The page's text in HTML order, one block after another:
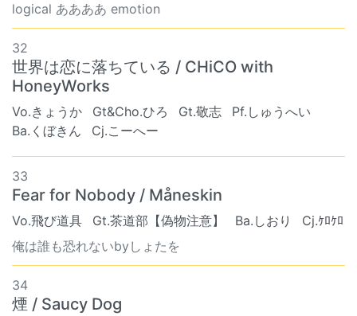
logical ああああ emotion
32
世界は恋に落ちている / CHiCO with
HoneyWorks
Vo.きょうか Gt&Cho.ひろ Gt.敬志
Pf.しゅうへい
Ba.くぼきん
Cj.こーへー
33
Fear for Nobody / Måneskin
Vo.飛び道具 Gt.茶道部【偽物注意】 Ba.しおり
Cj.ｹﾛｹﾛ
俺は誰も恐れないbyしょたを
34
煙 / Saucy Dog